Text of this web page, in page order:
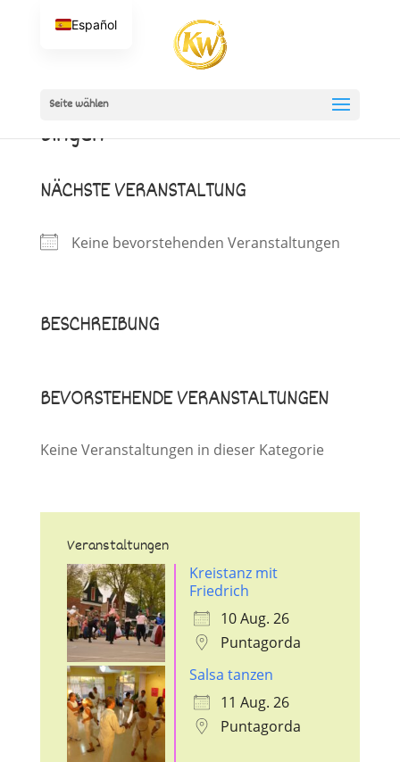
Seite wählen
Singen
NÄCHSTE VERANSTALTUNG
Keine bevorstehenden Veranstaltungen
BESCHREIBUNG
BEVORSTEHENDE VERANSTALTUNGEN
Keine Veranstaltungen in dieser Kategorie
Veranstaltungen
Kreistanz mit
Friedrich
10 Aug. 26
Puntagorda
Salsa tanzen
11 Aug. 26
Puntagorda
Español